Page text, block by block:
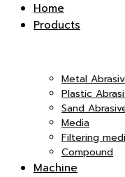
บริษัท
Co.,Ltd.
Home
Products
Metal
Plastic
Sand
Media
Filtering
Compound
Machine